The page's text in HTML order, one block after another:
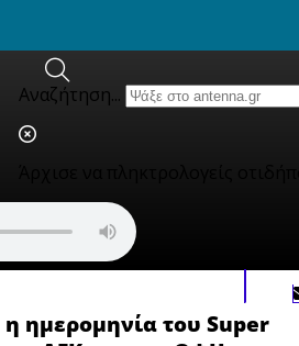
Αναζήτηση...
ημερομηνία του Super